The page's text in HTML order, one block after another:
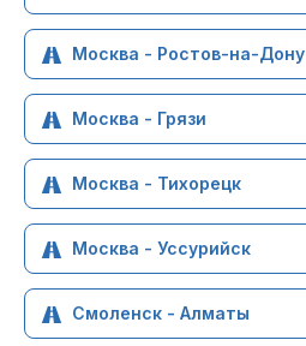
Москва - Ростов-на-Дону
Москва - Грязи
Москва - Тихорецк
Москва - Уссурийск
Смоленск - Алматы